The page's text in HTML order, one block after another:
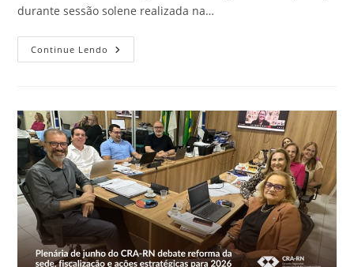
durante sessão solene realizada na…
Continue Lendo Diretora
Do
É
Homenageada
Em
Sessão
Solene
Na
Assembleia
Legislativa
De
Goiás